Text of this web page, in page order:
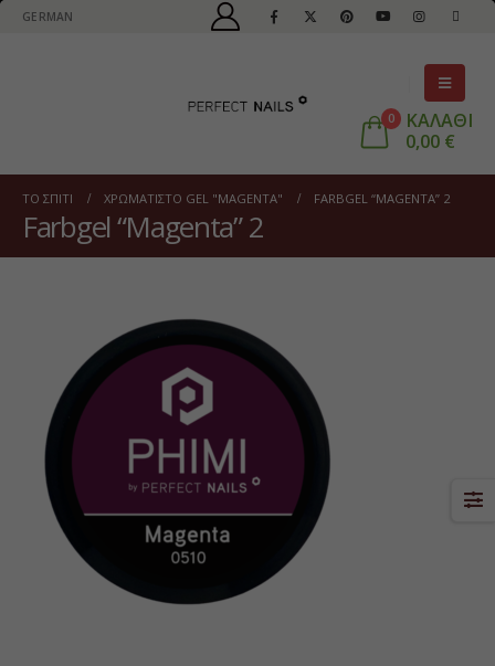
GERMAN
0
ΚΑΛΑΘΙ
0,00 €
ΤΟ ΣΠΊΤΙ ΧΡΩΜΑΤΙΣΤΌ GEL "MAGENTA" FARBGEL “MAGENTA” 2
Farbgel “Magenta” 2